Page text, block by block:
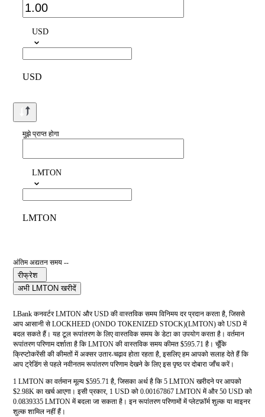
USD
USD
मुझे प्राप्त होगा
LMTON
LMTON
अंतिम अद्यतन समय --
रीफ्रेश
अभी LMTON खरीदें
LBank कनवर्टर LMTON और USD की वास्तविक समय विनिमय दर प्रदान करता है, जिससे
आप आसानी से LOCKHEED (ONDO TOKENIZED STOCK)(LMTON) को USD में
बदल सकते हैं। यह टूल रूपांतरण के लिए वास्तविक समय के डेटा का उपयोग करता है। वर्तमान
रूपांतरण परिणाम दर्शाता है कि LMTON की वास्तविक समय कीमत $595.71 है। चूँकि
क्रिप्टोकरेंसी की कीमतों में अक्सर उतार-चढ़ाव होता रहता है, इसलिए हम आपको सलाह देते हैं कि
आप ट्रेडिंग से पहले नवीनतम रूपांतरण परिणाम देखने के लिए इस पृष्ठ पर दोबारा जाँच करें।
1 LMTON का वर्तमान मूल्य $595.71 है, जिसका अर्थ है कि 5 LMTON खरीदने पर आपको
$2.98K का खर्च आएगा। इसी प्रकार, 1 USD को 0.00167867 LMTON में और 50 USD को
0.0839335 LMTON में बदला जा सकता है। इन रूपांतरण परिणामों में प्लेटफ़ॉर्म शुल्क या माइनर
शुल्क शामिल नहीं हैं।